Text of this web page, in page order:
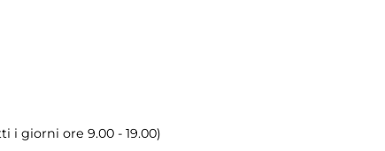
i giorni ore 9.00 - 19.00)